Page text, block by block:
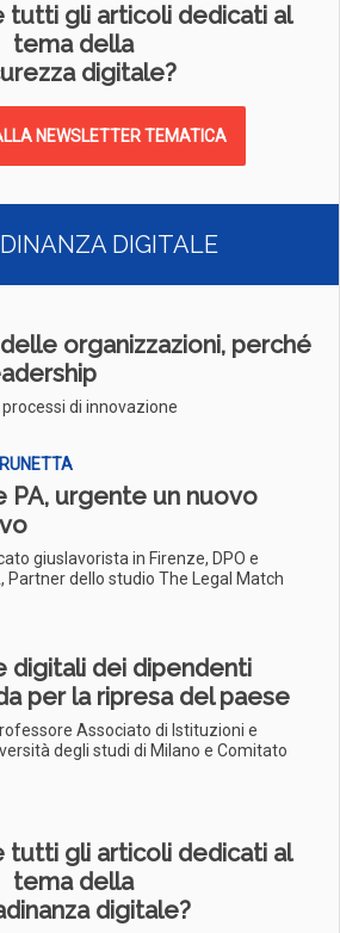
tutti gli articoli dedicati al
tema della
digitale?
NEWSLETTER TEMATICA
DIGITALE
organizzazioni, perché
di innovazione
PA, urgente un nuovo
giuslavorista in Firenze, DPO e
Partner dello studio The Legal Match
digitali dei dipendenti
per la ripresa del paese
Associato di Istituzioni e
degli studi di Milano e Comitato
tutti gli articoli dedicati al
tema della
digitale?